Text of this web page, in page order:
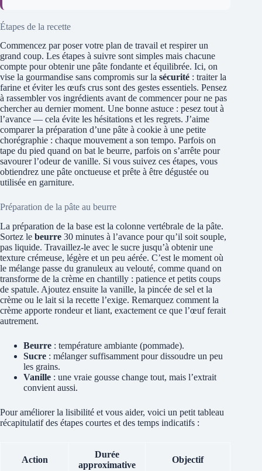
Étapes de la recette
Commencez par poser votre plan de travail et respirer un
grand coup. Les étapes à suivre sont simples mais chacune
compte pour obtenir une pâte fondante et équilibrée. Ici, on
vise la gourmandise sans compromis sur la sécurité : traiter la
farine et éviter les œufs crus sont des gestes essentiels. Pensez
à rassembler vos ingrédients avant de commencer pour ne pas
chercher au dernier moment. Une bonne astuce : pesez tout à
l’avance — cela évite les hésitations et les regrets. J’aime
comparer la préparation d’une pâte à cookie à une petite
chorégraphie : chaque mouvement a son tempo. Parfois on
tape du pied quand on bat le beurre, parfois on s’arrête pour
savourer l’odeur de vanille. Si vous suivez ces étapes, vous
obtiendrez une pâte onctueuse et prête à être dégustée ou
utilisée en garniture.
Préparation de la pâte au beurre
La préparation de la base est la colonne vertébrale de la pâte.
Sortez le beurre 30 minutes à l’avance pour qu’il soit souple,
pas liquide. Travaillez-le avec le sucre jusqu’à obtenir une
texture crémeuse, légère et un peu aérée. C’est le moment où
le mélange passe du granuleux au velouté, comme quand on
transforme de la crème en chantilly : patience et petits coups
de spatule. Ajoutez ensuite la vanille, la pincée de sel et la
crème ou le lait si la recette l’exige. Remarquez comment la
crème apporte rondeur et liant, exactement ce que l’œuf ferait
autrement.
Beurre : température ambiante (pommade).
Sucre : mélanger suffisamment pour dissoudre un peu
les grains.
Vanille : une vraie gousse change tout, mais l’extrait
convient aussi.
Pour améliorer la lisibilité et vous aider, voici un petit tableau
récapitulatif des étapes courtes et des temps indicatifs :
Action
Durée
approximative
Objectif